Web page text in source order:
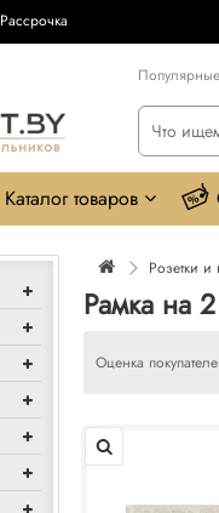
Рассрочка
Каталог товаров
Розетки и
Рамка на
Оценка